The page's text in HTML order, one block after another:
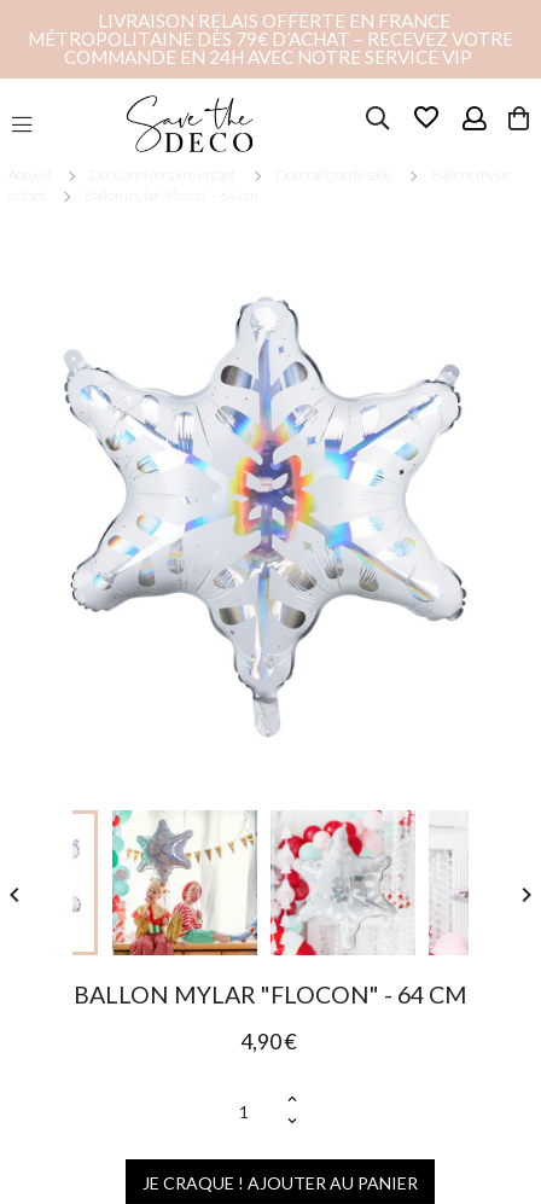
LIVRAISON RELAIS OFFERTE EN FRANCE
MÉTROPOLITAINE DÈS 79€ D’ACHAT – RECEVEZ VOTRE
COMMANDE EN 24H AVEC NOTRE SERVICE VIP
favorite_border
Accueil Deco anniversaire enfant Décorations de salle
Ballon mylar "flocon" - 64 cm
 
BALLON MYLAR "FLOCON" - 64 CM
4,90 €
JE CRAQUE ! AJOUTER AU PANIER